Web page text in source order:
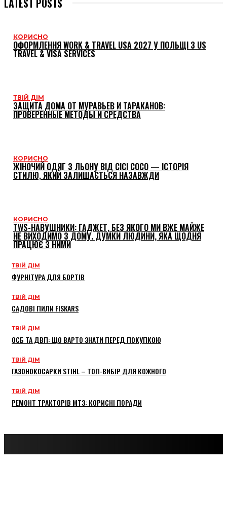
КОРИСНО
ОФОРМЛЕННЯ WORK & TRAVEL USA 2027 У ПОЛЬЩІ З US
TRAVEL & VISA SERVICES
ТВІЙ ДІМ
ЗАЩИТА ДОМА ОТ МУРАВЬЕВ И ТАРАКАНОВ:
ПРОВЕРЕННЫЕ МЕТОДЫ И СРЕДСТВА
КОРИСНО
ЖІНОЧИЙ ОДЯГ З ЛЬОНУ ВІД CICI COCO — ІСТОРІЯ
СТИЛЮ, ЯКИЙ ЗАЛИШАЄТЬСЯ НАЗАВЖДИ
КОРИСНО
TWS-НАВУШНИКИ: ГАДЖЕТ, БЕЗ ЯКОГО МИ ВЖЕ МАЙЖЕ
НЕ ВИХОДИМО З ДОМУ. ДУМКИ ЛЮДИНИ, ЯКА ЩОДНЯ
ПРАЦЮЄ З НИМИ
ТВІЙ ДІМ
ФУРНІТУРА ДЛЯ БОРТІВ
ТВІЙ ДІМ
САДОВІ ПИЛИ FISKARS
ТВІЙ ДІМ
ОСБ ТА ДВП: ЩО ВАРТО ЗНАТИ ПЕРЕД ПОКУПКОЮ
ТВІЙ ДІМ
ГАЗОНОКОСАРКИ STIHL – ТОП-ВИБІР ДЛЯ КОЖНОГО
ТВІЙ ДІМ
РЕМОНТ ТРАКТОРІВ МТЗ: КОРИСНІ ПОРАДИ